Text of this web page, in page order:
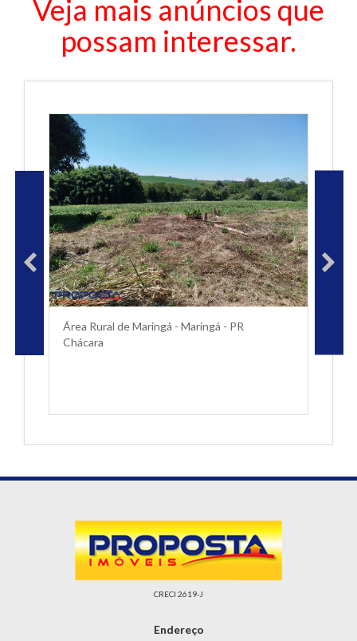
Veja mais anúncios que
possam interessar.
Área Rural de Maringá - Maringá - PR
Chácara
CRECI 2619-J
Endereço